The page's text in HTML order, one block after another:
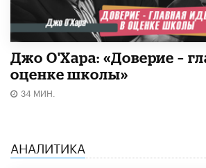
Джо О'Хара: «Доверие –
оценке школы»
34 МИН.
АНАЛИТИКА